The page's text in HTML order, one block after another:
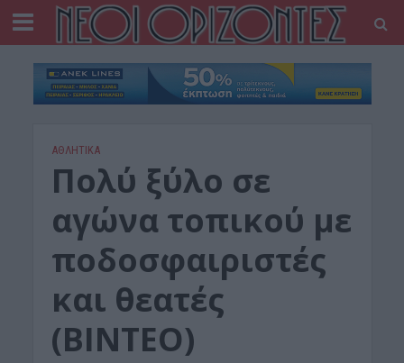
ΑΘΛΗΤΙΚΑ
Πολύ ξύλο σε
αγώνα τοπικού με
ποδοσφαιριστές
και θεατές
(ΒΙΝΤΕΟ)